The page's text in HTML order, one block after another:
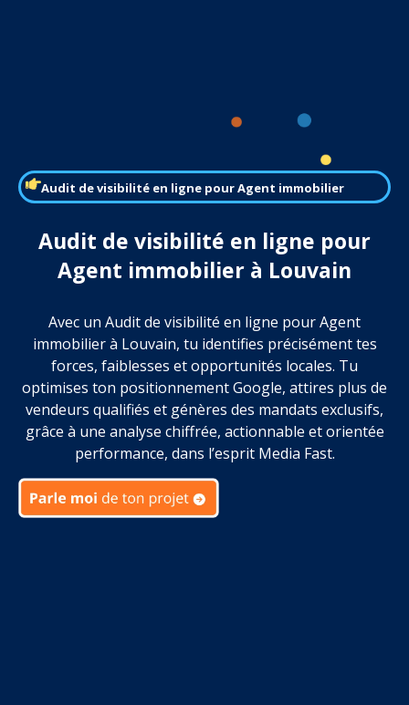
Audit de visibilité en ligne pour Agent immobilier
Audit de visibilité en ligne pour
Agent immobilier à Louvain
Avec un Audit de visibilité en ligne pour Agent
immobilier à Louvain, tu identifies précisément tes
forces, faiblesses et opportunités locales. Tu
optimises ton positionnement Google, attires plus de
vendeurs qualifiés et génères des mandats exclusifs,
grâce à une analyse chiffrée, actionnable et orientée
performance, dans l’esprit Media Fast.